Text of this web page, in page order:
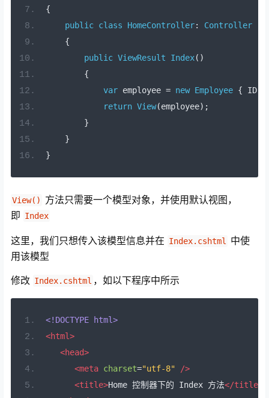
{
public class HomeController:
Controller
{
public ViewResult Index()
{
var employee = new Employee { ID
return View(employee);
}
}
}
View()
方法只需要一个模型对象，并使用默认视图，
即 Index
这里，我们只想传入该模型信息并在 Index.cshtml
中使
用该模型
修改 Index.cshtml ，如以下程序中所示
<!DOCTYPE html>
<html>
<head>
<meta charset="utf-8"
/>
<title>Home 控制器下的 Index 方法</title>